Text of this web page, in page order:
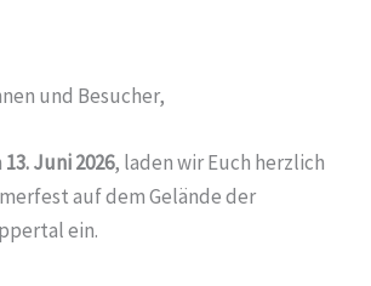
und Besucher,
13. Juni 2026, laden wir Euch herzlich
auf dem Gelände der
ein.